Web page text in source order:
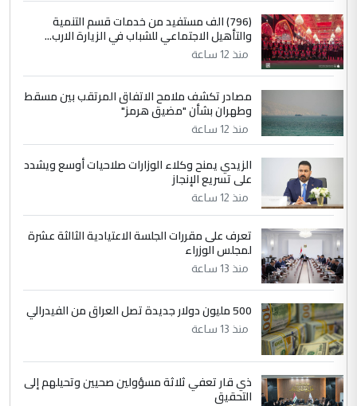
سردار
التعليق : واحد من عصابة علي ماما يسقط
جنسية الرافد الثالث للعراق ومن اصول عريقة
ابا فرات ...
الجواهري يرد على صدام حسين سل
مضجعيك يابن الزنا (نص كامل)
5 حيدر عاشور
التعليق : تحياتي لك استاذ حامدتركان. كلام
دقيق ومسؤول؛ فالاستثمار الحقيقي للإنسان
الموضوع :
بين الإهمال واغتصاب الأرض.. بلاد
الرافدين تعاني الجفاف والتصحر!!
(796) الف مستفيد من خدمات قسم التنمية
والتأهيل الاجتماعي للشباب في الزيارة الارب...
منذ 12 ساعة
مصادر تكشف ملامح الاتفاق المرتقب بين مسقط
وطهران بشأن "مضيق هرمز"
منذ 12 ساعة
الزيدي يمنح وكلاء الوزارات صلاحيات أوسع ويشدد
على تسريع الإنجاز
منذ 12 ساعة
تعرف على مقررات الجلسة الاعتيادية الثالثة عشرة
لمجلس الوزراء
منذ 13 ساعة
500 مليون دولار جديدة تصل العراق من الفيدرالي
منذ 13 ساعة
ذي قار تعفي ثلاثة مسؤولين صحيين وتحيلهم إلى
التحقيق